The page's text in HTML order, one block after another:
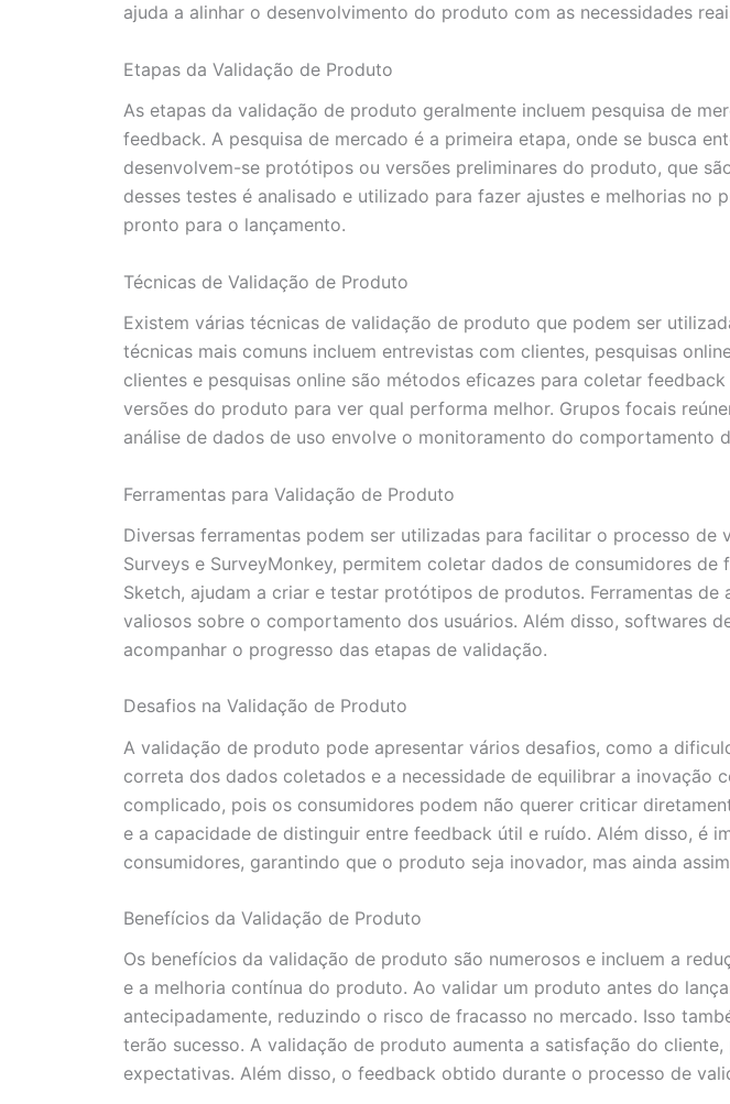
ajuda a alinhar o desenvolvimento do produto com as necessidades
Etapas da Validação de Produto
As etapas da validação de produto geralmente incluem pesquisa de
feedback. A pesquisa de mercado é a primeira etapa, onde se busca
desenvolvem-se protótipos ou versões preliminares do produto, que
desses testes é analisado e utilizado para fazer ajustes e melhorias
pronto para o lançamento.
Técnicas de Validação de Produto
Existem várias técnicas de validação de produto que podem ser
técnicas mais comuns incluem entrevistas com clientes, pesquisas
clientes e pesquisas online são métodos eficazes para coletar
versões do produto para ver qual performa melhor. Grupos focais
análise de dados de uso envolve o monitoramento do comportamento
Ferramentas para Validação de Produto
Diversas ferramentas podem ser utilizadas para facilitar o processo
Surveys e SurveyMonkey, permitem coletar dados de consumidores
Sketch, ajudam a criar e testar protótipos de produtos. Ferramentas
valiosos sobre o comportamento dos usuários. Além disso, softwares
acompanhar o progresso das etapas de validação.
Desafios na Validação de Produto
A validação de produto pode apresentar vários desafios, como a
correta dos dados coletados e a necessidade de equilibrar a
complicado, pois os consumidores podem não querer criticar
e a capacidade de distinguir entre feedback útil e ruído. Além disso, é
consumidores, garantindo que o produto seja inovador, mas ainda
Benefícios da Validação de Produto
Os benefícios da validação de produto são numerosos e incluem a
e a melhoria contínua do produto. Ao validar um produto antes do
antecipadamente, reduzindo o risco de fracasso no mercado. Isso
terão sucesso. A validação de produto aumenta a satisfação do
expectativas. Além disso, o feedback obtido durante o processo de